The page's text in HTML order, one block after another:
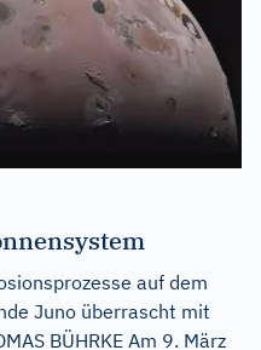
auf dem
Juno überrascht mit
BÜHRKE Am 9. März